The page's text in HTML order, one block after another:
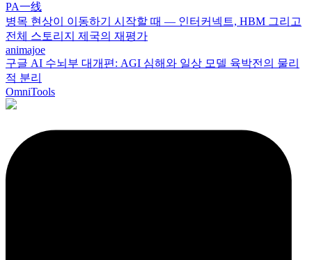
PA一线
병목 현상이 이동하기 시작할 때 — 인터커넥트, HBM 그리고
전체 스토리지 제국의 재평가
animajoe
구글 AI 수뇌부 대개편: AGI 심해와 일상 모델 육박전의 물리
적 분리
OmniTools